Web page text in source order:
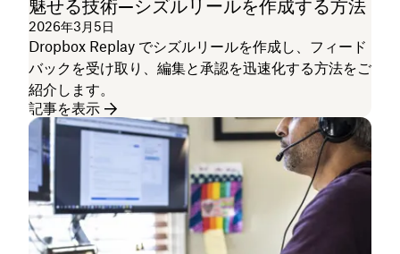
魅せる技術—シズルリールを作成する方法
2026年3月5日
Dropbox Replay でシズルリールを作成し、フィード
バックを受け取り、編集と承認を迅速化する方法をご
紹介します。
記事を表示